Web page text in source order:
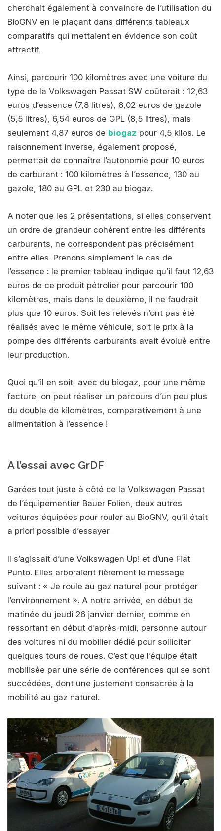
cherchait également à convaincre de l’utilisation du
BioGNV en le plaçant dans différents tableaux
comparatifs qui mettaient en évidence son coût
attractif.
Ainsi, parcourir 100 kilomètres avec une voiture du
type de la Volkswagen Passat SW coûterait : 12,63
euros d’essence (7,8 litres), 8,02 euros de gazole
(5,5 litres), 6,54 euros de GPL (8,5 litres), mais
seulement 4,87 euros de biogaz pour 4,5 kilos. Le
raisonnement inverse, également proposé,
permettait de connaître l’autonomie pour 10 euros
de carburant : 100 kilomètres à l’essence, 130 au
gazole, 180 au GPL et 230 au biogaz.
A noter que les 2 présentations, si elles conservent
un ordre de grandeur cohérent entre les différents
carburants, ne correspondent pas précisément
entre elles. Prenons simplement le cas de
l’essence : le premier tableau indique qu’il faut 12,63
euros de ce produit pétrolier pour parcourir 100
kilomètres, mais dans le deuxième, il ne faudrait
plus que 10 euros. Soit les relevés n’ont pas été
réalisés avec le même véhicule, soit le prix à la
pompe des différents carburants avait évolué entre
leur production.
Quoi qu’il en soit, avec du biogaz, pour une même
facture, on peut réaliser un parcours d’un peu plus
du double de kilomètres, comparativement à une
alimentation à l’essence !
A l’essai avec GrDF
Garées tout juste à côté de la Volkswagen Passat
de l’équipementier Bauer Folien, deux autres
voitures équipées pour rouler au BioGNV, qu’il était
a priori possible d’essayer.
Il s’agissait d’une Volkswagen Up! et d’une Fiat
Punto. Elles arboraient fièrement le message
suivant : « Je roule au gaz naturel pour protéger
l’environnement ». A notre arrivée, en début de
matinée du jeudi 26 janvier dernier, comme en
ressortant en début d’après-midi, personne autour
des voitures ni du mobilier dédié pour solliciter
quelques tours de roues. C’est que l’équipe était
mobilisée par une série de conférences qui se sont
succédées, dont une justement consacrée à la
mobilité au gaz naturel.